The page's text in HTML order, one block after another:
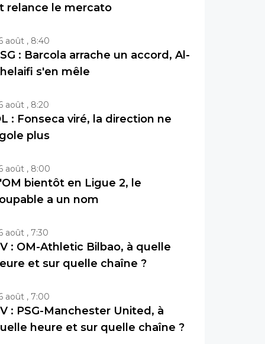
relance le mercato
août , 8:40
: Barcola arrache un accord, Al-
s'en mêle
août , 8:20
: Fonseca viré, la direction ne
plus
août , 8:00
bientôt en Ligue 2, le
a un nom
août , 7:30
: OM-Athletic Bilbao, à quelle
et sur quelle chaîne ?
août , 7:00
: PSG-Manchester United, à
heure et sur quelle chaîne ?